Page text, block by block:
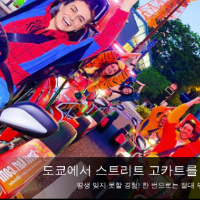
소개 사양
접근성 고객 리뷰
회사 정보
지점 변경
도쿄 시나가와 #1
도쿄 아키하바라#2
도쿄 시부야 애넥스
도쿄 아사쿠사
오키나와
도쿄에서 스트리트 고카트
평생 잊지 못할 경험! 한 번으로는 절대